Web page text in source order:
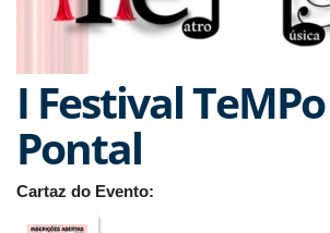
I Festival
Pontal
Cartaz do Evento: